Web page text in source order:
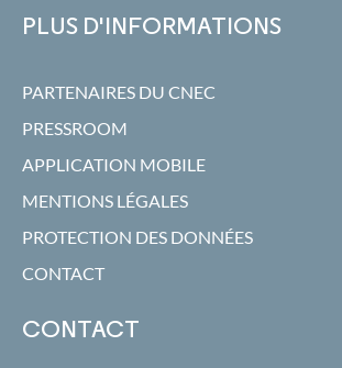
PLUS D'INFORMATIONS
PARTENAIRES DU CNEC
PRESSROOM
APPLICATION MOBILE
MENTIONS LÉGALES
PROTECTION DES DONNÉES
CONTACT
CONTACT